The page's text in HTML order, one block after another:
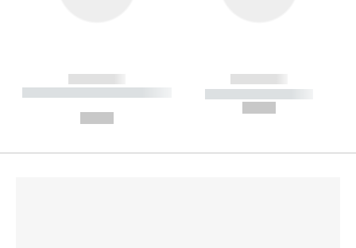
------------
----------- ----------- --------
------------
----------- -----------